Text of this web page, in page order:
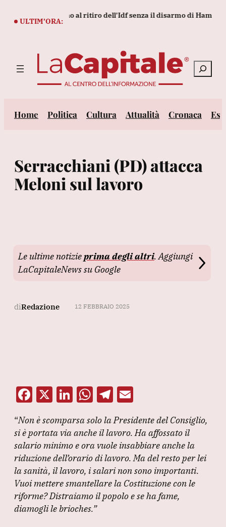
ULTIM’ORA:
il piano Usa, 'no al ritiro dell'Idf senza il disarmo di Hamas'
Cerca
Home Politica Cultura Attualità Cronaca
Serracchiani (PD) attacca
Meloni sul lavoro
Le ultime notizieprima degli altri. Aggiungi
LaCapitaleNews su Google
diRedazione 12 FEBBRAIO 2025
F
a
c
e
b
o
o
k
X Li
k
e
dI
n
W
at
s
A
p
p
T
e
gr
a
m
ai
l
“Non è scomparsa solo la Presidente del Consiglio,
si è portata via anche il lavoro.Ha affossato il
salario minimo e ora vuole insabbiare anche la
riduzione dell’orario di lavoro.Ma del resto per lei
la sanità, il lavoro, i salari non sono importanti.
Vuoi mettere smantellare la Costituzione con le
riforme?Distraiamo il popolo e se ha fame,
diamogli le brioches.”